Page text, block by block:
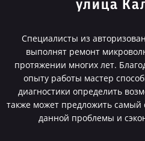
улица
Специалисты из
выполнят ремонт
протяжении многих лет.
опыту работы мастер
диагностики определить
также может предложить
данной проблемы и